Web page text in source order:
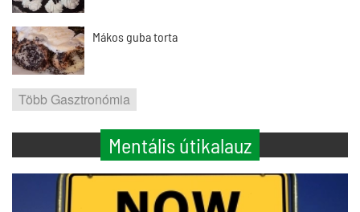
Mákos guba torta
Több Gasztronómia
Mentális útikalauz